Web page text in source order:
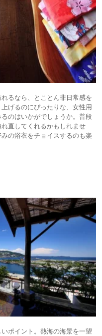
るなら、とことん非日常感を
げるのにぴったりな、女性用
のはいかがでしょうか。普段
直してくれるかもしれませ
の浴衣をチョイスするのも楽
ポイント。熱海の海景を一望